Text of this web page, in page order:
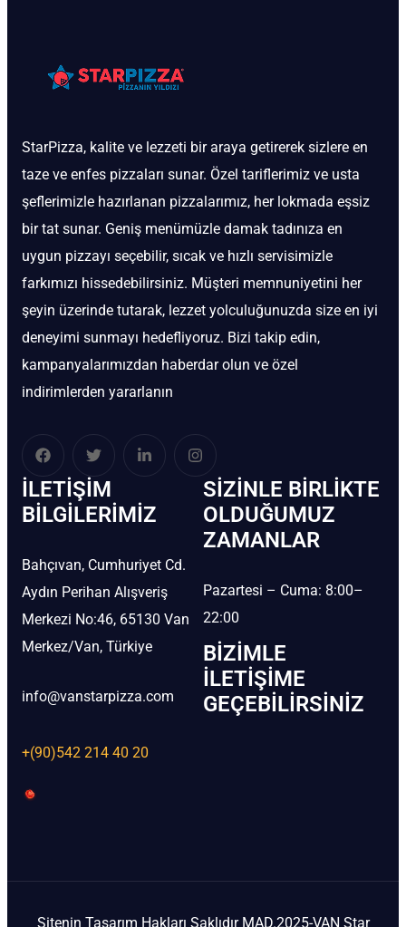
StarPizza, kalite ve lezzeti bir araya getirerek sizlere en
taze ve enfes pizzaları sunar. Özel tariflerimiz ve usta
şeflerimizle hazırlanan pizzalarımız, her lokmada eşsiz
bir tat sunar. Geniş menümüzle damak tadınıza en
uygun pizzayı seçebilir, sıcak ve hızlı servisimizle
farkımızı hissedebilirsiniz. Müşteri memnuniyetini her
şeyin üzerinde tutarak, lezzet yolculuğunuzda size en iyi
deneyimi sunmayı hedefliyoruz. Bizi takip edin,
kampanyalarımızdan haberdar olun ve özel
indirimlerden yararlanın
İLETIŞIM
BİLGILERIMIZ
Bahçıvan, Cumhuriyet Cd.
Aydın Perihan Alışveriş
Merkezi No:46, 65130 Van
Merkez/Van, Türkiye
info@vanstarpizza.com
+(90)542 214 40 20
SIZINLE BIRLIKTE
OLDUĞUMUZ
ZAMANLAR
Pazartesi – Cuma: 8:00–
22:00
BIZIMLE
İLETIŞIME
GEÇEBILIRSINIZ
Sitenin Tasarım Hakları Saklıdır MAD.2025-VAN Star